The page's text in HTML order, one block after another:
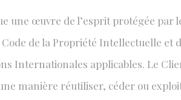
une œuvre de l’esprit protégée par
de la Propriété Intellectuelle et
Internationales applicables. Le
manière réutiliser, céder ou